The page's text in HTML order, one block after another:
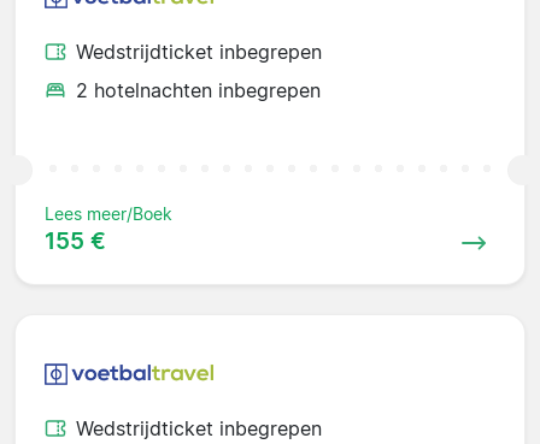
Wedstrijdticket inbegrepen
2 hotelnachten inbegrepen
Lees meer/Boek
155 €
Wedstrijdticket inbegrepen